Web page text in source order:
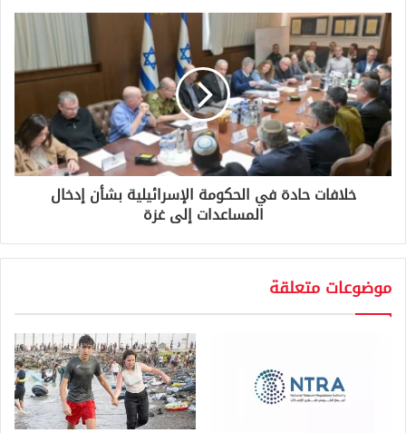
خلافات حادة في الحكومة الإسرائيلية بشأن إدخال
المساعدات إلى غزة
موضوعات متعلقة